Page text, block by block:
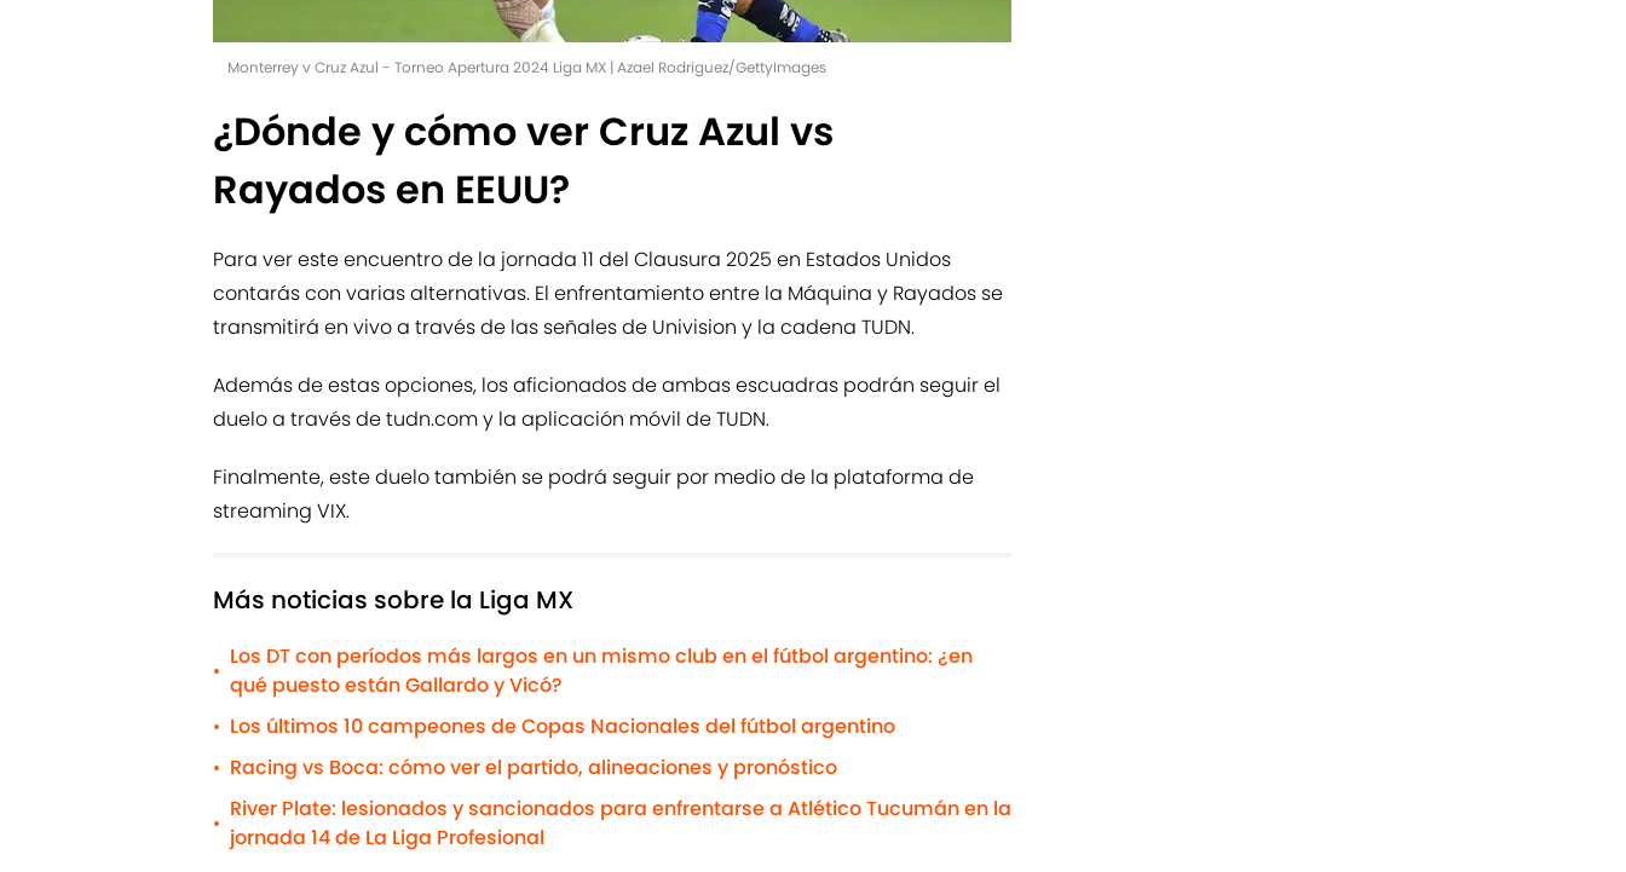
Monterrey v Cruz Azul - Torneo Apertura 2024 Liga MX | Azael Rodriguez/GettyImages
¿Dónde y cómo ver Cruz Azul vs
Rayados en EEUU?
Para ver este encuentro de la jornada 11 del Clausura 2025 en Estados Unidos
contarás con varias alternativas. El enfrentamiento entre la Máquina y Rayados se
transmitirá en vivo a través de las señales de Univision y la cadena TUDN.
Además de estas opciones, los aficionados de ambas escuadras podrán seguir el
duelo a través de tudn.com y la aplicación móvil de TUDN.
Finalmente, este duelo también se podrá seguir por medio de la plataforma de
streaming VIX.
Más noticias sobre la Liga MX
•
Los DT con períodos más largos en un mismo club en el fútbol argentino: ¿en
qué puesto están Gallardo y Vicó?
• Los últimos 10 campeones de Copas Nacionales del fútbol argentino
• Racing vs Boca: cómo ver el partido, alineaciones y pronóstico
•
River Plate: lesionados y sancionados para enfrentarse a Atlético Tucumán en la
jornada 14 de La Liga Profesional